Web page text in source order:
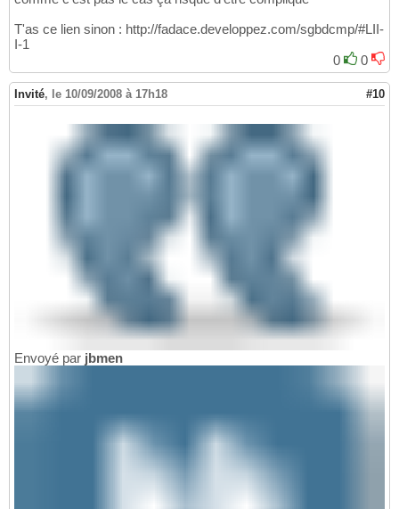
T'as ce lien sinon : http://fadace.developpez.com/sgbdcmp/#LII-
I-1
0
0
Invité, le 10/09/2008 à 17h18 #10
Envoyé par jbmen